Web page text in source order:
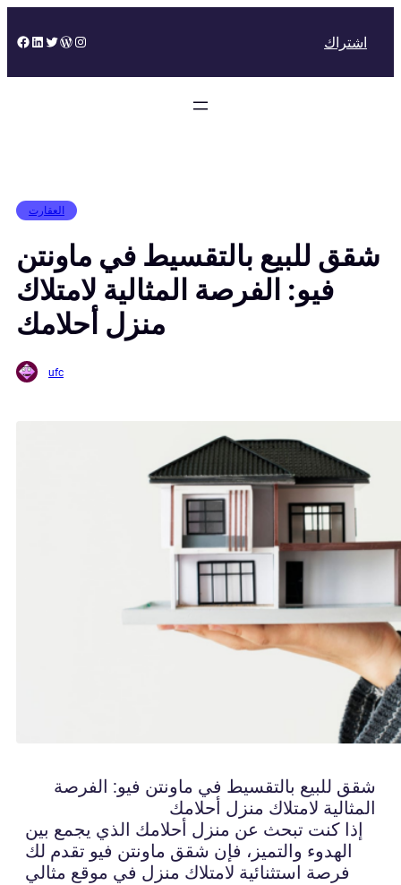
to
Facebook
LinkedIn
Twitter
WordPress
Instagram اشتراك
العقارت
شقق للبيع بالتقسيط في ماونتن
فيو: الفرصة المثالية لامتلاك
منزل أحلامك
ufc
شقق للبيع بالتقسيط في ماونتن فيو: الفرصة
المثالية لامتلاك منزل أحلامك
إذا كنت تبحث عن منزل أحلامك الذي يجمع بين
الهدوء والتميز، فإن شقق ماونتن فيو تقدم لك
فرصة استثنائية لامتلاك منزل في موقع مثالي